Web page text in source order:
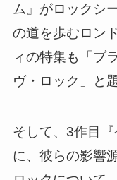
ム』がロックシ
の道を歩むロン
ィの特集も「ブ
ヴ・ロック」と
そして、3作目
に、彼らの影響